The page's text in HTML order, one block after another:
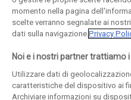
Saviano ha definito su
12mila copie vendute in tre
interessanti di questanno.
momento nella pagina
scelte verranno segnalate ai
dati sulla navigazione. Privacy
Noi e i nostri partner trattiamo
Utilizzare dati di
caratteristiche del dispositivo ai
Archiviare informazioni su